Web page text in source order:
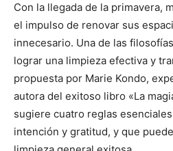
Con la llegada de la primavera,
el impulso de renovar sus
innecesario. Una de las
lograr una limpieza efectiva y
propuesta por Marie Kondo,
autora del exitoso libro «La
sugiere cuatro reglas
intención y gratitud, y que